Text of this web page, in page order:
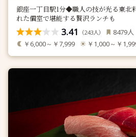
銀座一丁目駅1分◆職人の技が光る東北
れた個室で堪能する贅沢ランチも
3.41 （243人） 8479人
￥6,000～￥7,999 ￥1,000～￥